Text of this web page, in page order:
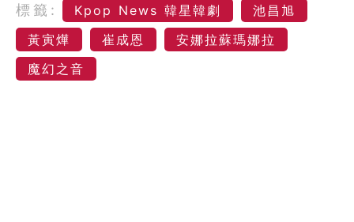
標籤: Kpop News 韓星韓劇
池昌旭
黃寅燁
崔成恩
安娜拉蘇瑪娜拉
魔幻之音